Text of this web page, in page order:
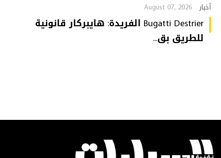
أخبار August 07, 2026
Bugatti Destrier الفريدة: هايبركار قانونية
للطريق بق...